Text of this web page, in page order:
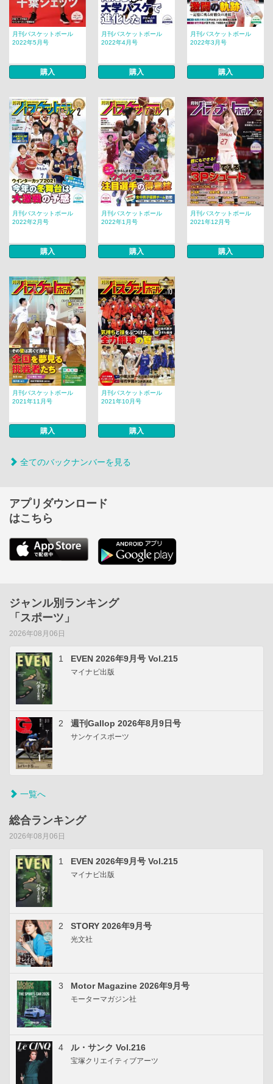
月刊バスケットボール
2022年5月号
購入
月刊バスケットボール
2022年4月号
購入
月刊バスケットボール
2022年3月号
購入
月刊バスケットボール
2022年2月号
購入
月刊バスケットボール
2022年1月号
購入
月刊バスケットボール
2021年12月号
購入
月刊バスケットボール
2021年11月号
購入
月刊バスケットボール
2021年10月号
購入
全てのバックナンバーを見る
アプリダウンロード
はこちら
ジャンル別ランキング
「スポーツ」
2026年08月06日
1 EVEN 2026年9月号 Vol.215
マイナビ出版
2 週刊Gallop 2026年8月9日号
サンケイスポーツ
一覧へ
総合ランキング
2026年08月06日
1 EVEN 2026年9月号 Vol.215
マイナビ出版
2 STORY 2026年9月号
光文社
3 Motor Magazine 2026年9月号
モーターマガジン社
4 ル・サンク Vol.216
宝塚クリエイティブアーツ